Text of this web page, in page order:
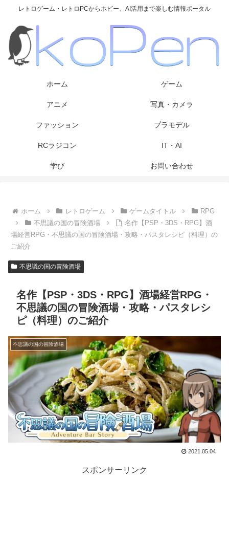
レトロゲーム・レトロPCからホビー、AI活用まで楽しむ情報ポータル
ホーム ゲーム
アニメ 写真・カメラ
ファッション プラモデル
RCラジコン IT・AI
学び お問い合わせ
ホーム レトロゲーム ゲームタイトル
RPG
不思議の国の冒険酒場
名作【PSP・3DS・RPG】酒
場経営RPG・不思議の国の冒険酒場・攻略・パスタレシピ（料理）の
ご紹介
不思議の国の冒険酒場
名作【PSP・3DS・RPG】酒場経営RPG・
不思議の国の冒険酒場・攻略・パスタレシ
ピ（料理）のご紹介
不思議の国の冒険酒場
2021.05.04
スポンサーリンク